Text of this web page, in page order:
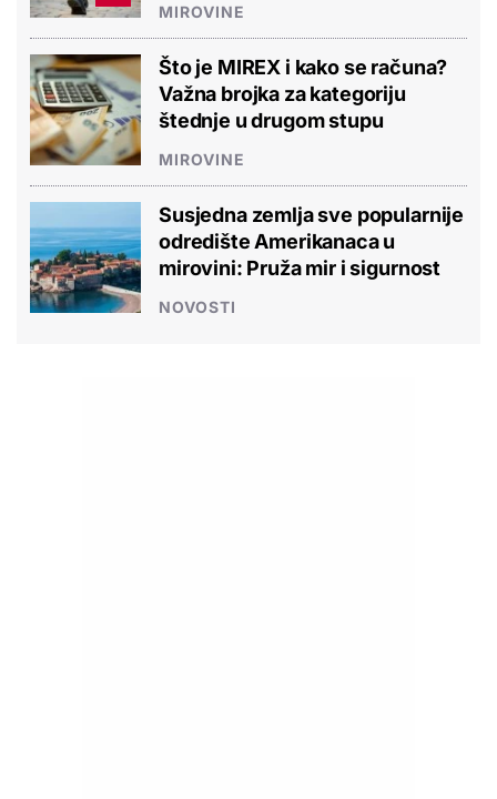
MIROVINE
Što je MIREX i kako se računa?
Važna brojka za kategoriju
štednje u drugom stupu
MIROVINE
Susjedna zemlja sve popularnije
odredište Amerikanaca u
mirovini: Pruža mir i sigurnost
NOVOSTI